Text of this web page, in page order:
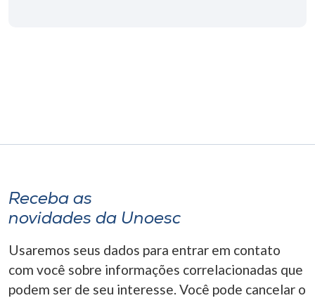
A-
Receba as
novidades da Unoesc
Usaremos seus dados para entrar em contato
com você sobre informações correlacionadas que
podem ser de seu interesse. Você pode cancelar o